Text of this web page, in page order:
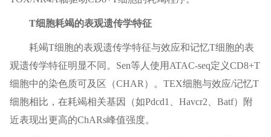
T细胞耗竭的表观遗传学特征
耗竭T细胞的表观遗传学特征与效应和记忆T细胞的表
观遗传学特征明显不同。Sen等人使用ATAC-seq定义CD8+T
细胞中的染色质可及区（CHAR）。TEX细胞与效应/记忆T
细胞相比，在耗竭相关基因（如Pdcd1、Havcr2、Batf）附
近表现出更高的ChARs峰值强度。